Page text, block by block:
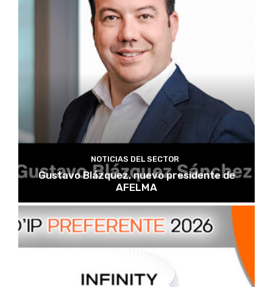
NOTICIAS DEL SECTOR
Gustavo Blázquez, nuevo presidente de
AFELMA